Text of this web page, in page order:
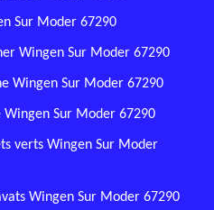
Sur Moder 67290
Wingen Sur Moder 67290
Wingen Sur Moder 67290
Sur Moder 67290
verts Wingen Sur Moder
Wingen Sur Moder 67290